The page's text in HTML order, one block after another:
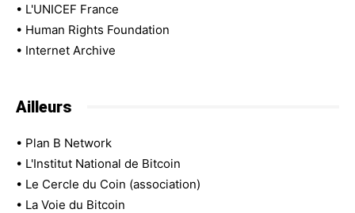
• L'UNICEF France
• Human Rights Foundation
• Internet Archive
Ailleurs
• Plan B Network
• L'Institut National de Bitcoin
• Le Cercle du Coin (association)
• La Voie du Bitcoin